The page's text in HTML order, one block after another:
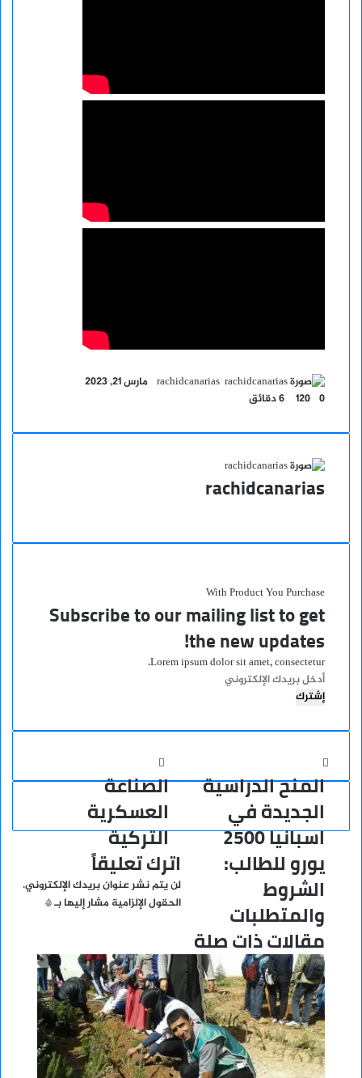
rachidcanarias أرسل
مارس 21, 2023
0
rachidcanarias
With Product You Purchase
Subscribe to our mailing list to get
the new updates!
Lorem ipsum dolor sit amet, consectetur.
أدخل
بريدك
الدراسية
الجديدة
في
اسبانيا
2500
يورو
للطالب:
الشروط
والمتطلبات
المنح الدراسية
الجديدة في
اسبانيا 2500
يورو للطالب:
الشروط
والمتطلبات
العسكرية
التركية
الصناعة
العسكرية
التركية
مقالات ذات صلة
اترك تعليقاً
لن يتم نشر عنوان بريدك الإلكتروني.
الحقول الإلزامية مشار إليها بـ*